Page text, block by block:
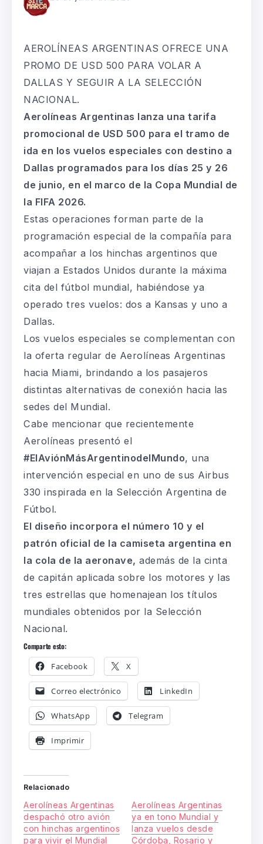
AEROLÍNEAS ARGENTINAS OFRECE UNA
PROMO DE USD 500 PARA VOLAR A
DALLAS Y SEGUIR A LA SELECCIÓN
NACIONAL.
Aerolíneas Argentinas lanza una tarifa
promocional de USD 500 para el tramo de
ida en los vuelos especiales con destino a
Dallas programados para los días 25 y 26
de junio, en el marco de la Copa Mundial de
la FIFA 2026.
Estas operaciones forman parte de la
programación especial de la compañía para
acompañar a los hinchas argentinos que
viajan a Estados Unidos durante la máxima
cita del fútbol mundial, habiéndose ya
operado tres vuelos: dos a Kansas y uno a
Dallas.
Los vuelos especiales se complementan con
la oferta regular de Aerolíneas Argentinas
hacia Miami, brindando a los pasajeros
distintas alternativas de conexión hacia las
sedes del Mundial.
Cabe mencionar que recientemente
Aerolíneas presentó el
#ElAviónMásArgentinodelMundo, una
intervención especial en uno de sus Airbus
330 inspirada en la Selección Argentina de
Fútbol.
El diseño incorpora el número 10 y el
patrón oficial de la camiseta argentina en
la cola de la aeronave, además de la cinta
de capitán aplicada sobre los motores y las
tres estrellas que homenajean los títulos
mundiales obtenidos por la Selección
Nacional.
Comparte esto:
Facebook X
Correo electrónico LinkedIn
WhatsApp Telegram
Imprimir
Relacionado
Aerolíneas Argentinas
despachó otro avión
con hinchas argentinos
para vivir el Mundial
Aerolíneas Argentinas
ya en tono Mundial y
lanza vuelos desde
Córdoba, Rosario y